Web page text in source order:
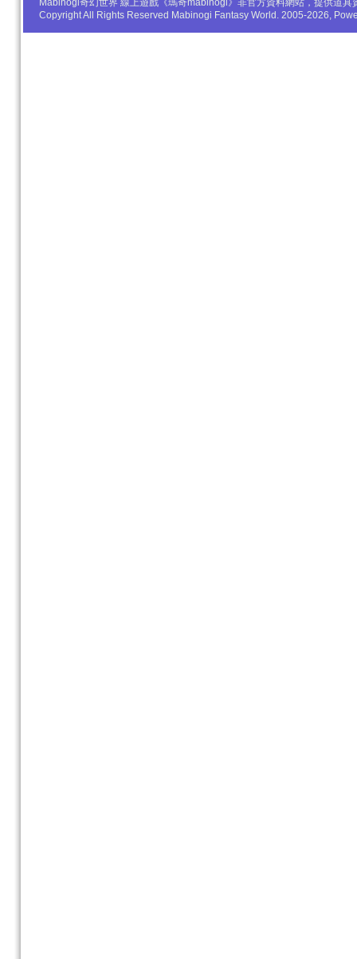
Mabinogi奇幻世界 線上遊戲《瑪奇mabinogi》非官方資料網站，提供道
Copyright All Rights Reserved Mabinogi Fantasy World. 2005-2026,